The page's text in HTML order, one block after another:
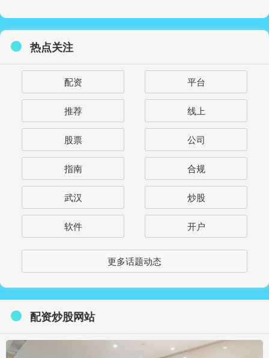
热点关注
配资 平台
推荐 线上
股票 公司
指南 合规
武汉 炒股
软件 开户
更多话题动态
配资炒股网站